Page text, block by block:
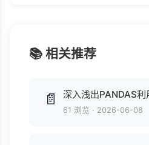
📚 相关推荐
📄
61 浏览 · 2026-06-08